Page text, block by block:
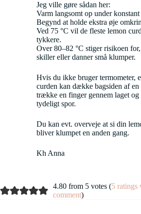
Jeg ville gøre sådan her:
Varm langsomt op under
Begynd at holde ekstra øje
Ved 75 °C vil de fleste lemon
tykkere.
Over 80–82 °C stiger risikoen
skiller eller danner små klumper.
Hvis du ikke bruger termometer,
curden kan dække bagsiden af en
trække en finger gennem laget og
tydeligt spor.
Du kan evt. overveje at si din
bliver klumpet en anden gang.
Kh Anna
4.80 from 5 votes (5 ratings
comment)